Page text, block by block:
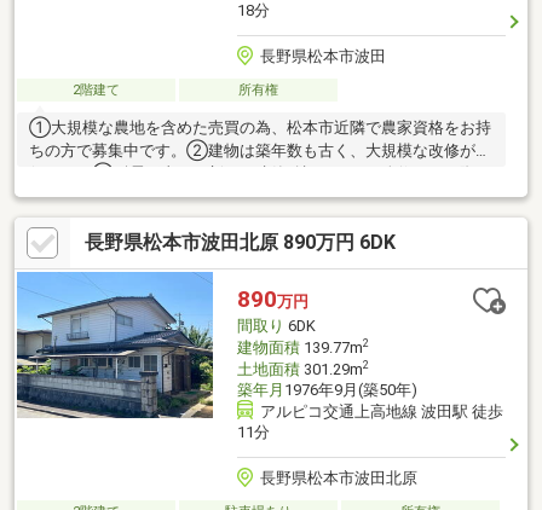
18分
長野県松本市波田
2階建て 所有権
①大規模な農地を含めた売買の為、松本市近隣で農家資格をお持
ちの方で募集中です。②建物は築年数も古く、大規模な改修が必
に、許可申請が下りない場合があります。 内見の際は、建築士
様やリフォーム業者様へ事前にご確認頂くことをおススメ致しま
す。※契約不適合責任免責物件です。建物内部の動産物について
も、買主様にて処分頂きます。 建物解体する場合、多額の解
体費用がかかる場合があります。
長野県松本市波田北原 890万円 6DK
890万円
間取り 6DK
建物面積139.77m2
土地面積301.29m2
築年月 1976年9月(築50年)
アルピコ交通上高地線 波田駅 徒歩
11分
長野県松本市波田北原